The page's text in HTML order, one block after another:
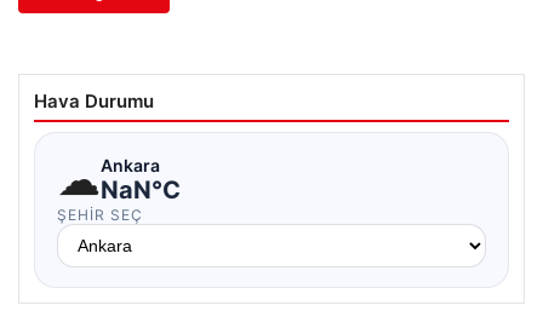
Hava Durumu
☁Ankara
NaN°C
ŞEHIR SEÇ